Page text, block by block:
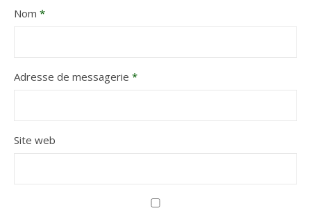
Nom *
Adresse de messagerie *
Site web